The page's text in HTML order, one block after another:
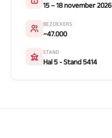
15 – 18 november 2026
BEZOEKERS
~47.000
STAND
Hal 5 - Stand 5414